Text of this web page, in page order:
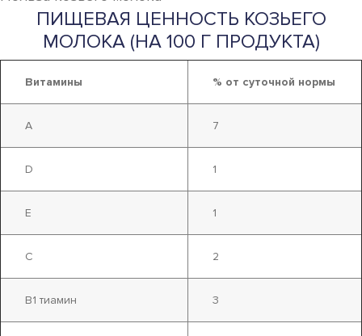
ПИЩЕВАЯ ЦЕННОСТЬ КОЗЬЕГО
МОЛОКА (НА 100 Г ПРОДУКТА)
Витамины % от суточной нормы
A 7
D 1
E 1
C 2
B1 тиамин 3